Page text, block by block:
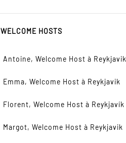
WELCOME HOSTS
Antoine, Welcome Host à Reykjavik
Emma, Welcome Host à Reykjavik
Florent, Welcome Host à Reykjavík
Margot, Welcome Host à Reykjavik